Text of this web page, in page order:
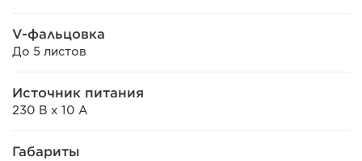
V-фальцовка
До 5 листов
Источник питания
230 В x 10 А
Габариты